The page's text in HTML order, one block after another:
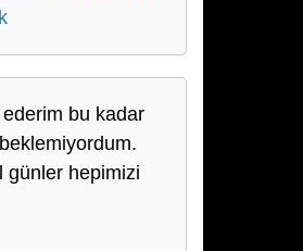
bu kadar
günler hepimizi